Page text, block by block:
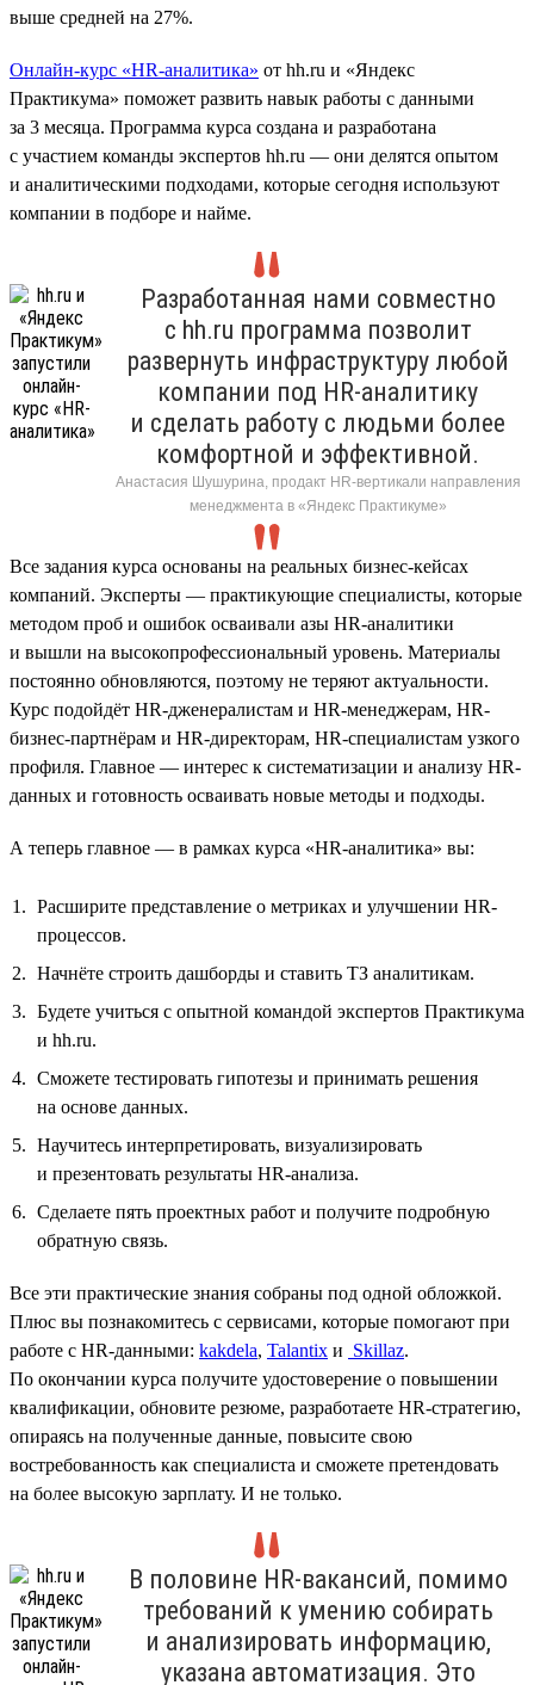
выше средней на 27%.
Онлайн-курс «HR-аналитика» от hh.ru и «Яндекс
Практикума» поможет развить навык работы с данными
за 3 месяца. Программа курса создана и разработана
с участием команды экспертов hh.ru — они делятся опытом
и аналитическими подходами, которые сегодня используют
компании в подборе и найме.
Разработанная нами совместно
с hh.ru программа позволит
развернуть инфраструктуру любой
компании под HR-аналитику
и сделать работу с людьми более
комфортной и эффективной.
Анастасия Шушурина, продакт HR-вертикали направления
менеджмента в «Яндекс Практикуме»
Все задания курса основаны на реальных бизнес-кейсах
компаний. Эксперты — практикующие специалисты, которые
методом проб и ошибок осваивали азы HR-аналитики
и вышли на высокопрофессиональный уровень. Материалы
постоянно обновляются, поэтому не теряют актуальности.
Курс подойдёт HR-дженералистам и HR-менеджерам, HR-
бизнес-партнёрам и HR-директорам, HR-специалистам узкого
профиля. Главное — интерес к систематизации и анализу HR-
данных и готовность осваивать новые методы и подходы.
А теперь главное — в рамках курса «HR-аналитика» вы:
Расширите представление о метриках и улучшении HR-
процессов.
Начнёте строить дашборды и ставить ТЗ аналитикам.
Будете учиться с опытной командой экспертов Практикума
и hh.ru.
Сможете тестировать гипотезы и принимать решения
на основе данных.
Научитесь интерпретировать, визуализировать
и презентовать результаты HR‑анализа.
Сделаете пять проектных работ и получите подробную
обратную связь.
Все эти практические знания собраны под одной обложкой.
Плюс вы познакомитесь с сервисами, которые помогают при
работе с HR-данными: kakdela, Talantix и Skillaz.
По окончании курса получите удостоверение о повышении
квалификации, обновите резюме, разработаете HR-стратегию,
опираясь на полученные данные, повысите свою
востребованность как специалиста и сможете претендовать
на более высокую зарплату. И не только.
В половине HR-вакансий, помимо
требований к умению собирать
и анализировать информацию,
указана автоматизация. Это